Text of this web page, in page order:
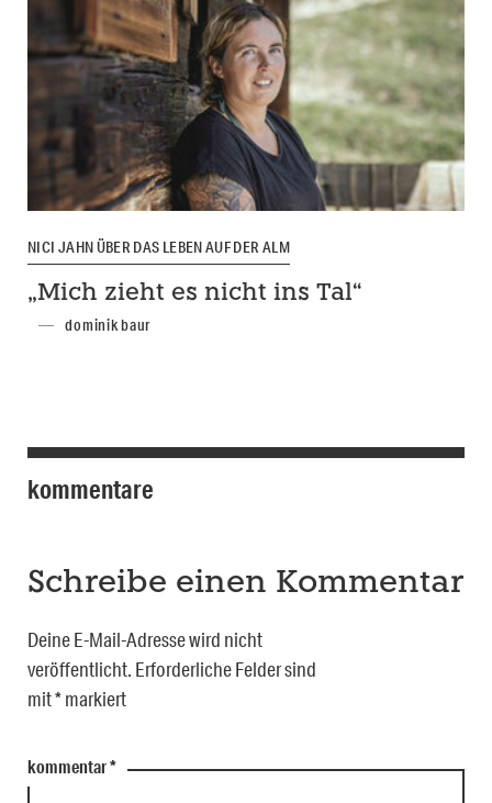
NICI JAHN ÜBER DAS LEBEN AUF DER ALM
„Mich zieht es nicht ins Tal“
dominik baur
kommentare
Schreibe einen Kommentar
Deine E-Mail-Adresse wird nicht
veröffentlicht. Erforderliche Felder sind
mit*markiert
kommentar*